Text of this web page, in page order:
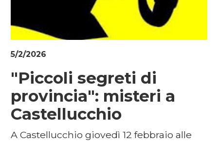
5/2/2026
"Piccoli segreti di
provincia": misteri a
Castellucchio
A Castellucchio giovedì 12 febbraio alle